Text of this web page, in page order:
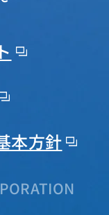
本方針